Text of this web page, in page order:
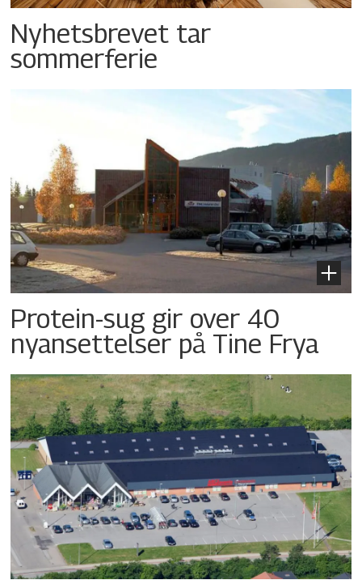
Nyhetsbrevet tar
sommerferie
Protein-sug gir over 40
nyansettelser på Tine Frya